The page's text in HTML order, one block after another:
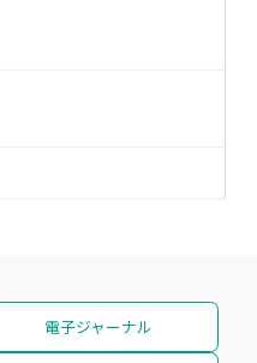
電子ジャーナル